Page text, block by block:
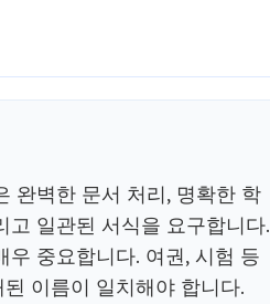
완벽한 문서 처리, 명확한 학
고 일관된 서식을 요구합니다.
중요합니다. 여권, 시험 등
이름이 일치해야 합니다.